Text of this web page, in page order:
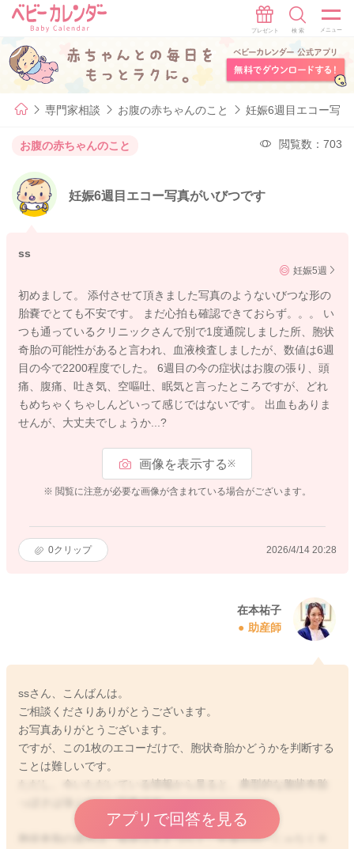
専門家相談 お腹の赤ちゃんのこと 妊娠6週目エコー写
お腹の赤ちゃんのこと 閲覧数：703
妊娠6週目エコー写真がいびつです
ss
妊娠5週
初めまして。 添付させて頂きました写真のようないびつな形の
胎嚢でとても不安です。 まだ心拍も確認できておらず。。。 い
つも通っているクリニックさんで別で1度通院しました所、胞状
奇胎の可能性があると言われ、血液検査しましたが、数値は6週
目の今で2200程度でした。 6週目の今の症状はお腹の張り、頭
痛、腹痛、吐き気、空嘔吐、眠気と言ったところですが、どれ
もめちゃくちゃしんどいって感じではないです。 出血もありま
せんが、大丈夫でしょうか...?
画像を表示する※
※ 閲覧に注意が必要な画像が含まれている場合がございます。
0クリップ 2026/4/14 20:28
在本祐子
助産師
ssさん、こんばんは。
ご相談くださりありがとうございます。
お写真ありがとうございます。
ですが、この1枚のエコーだけで、胞状奇胎かどうかを判断する
ことは難しいです。
ただし、今いただいている情報から見ると、典型的な胞状奇胎
っぽさは強くはない印象です。
胞状奇胎の場合は、胎芽は見えづらく、中身が均一じゃなくモ
アプリで回答を見る